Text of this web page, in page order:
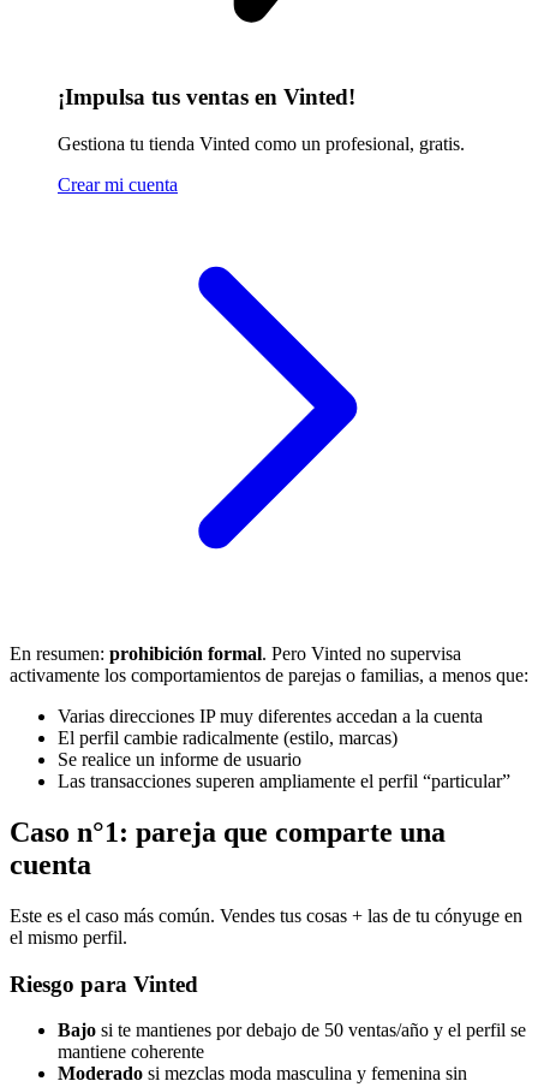
¡Impulsa tus ventas en Vinted!
Gestiona tu tienda Vinted como un profesional, gratis.
Crear mi cuenta
En resumen: prohibición formal. Pero Vinted no supervisa
activamente los comportamientos de parejas o familias, a menos que:
Varias direcciones IP muy diferentes accedan a la cuenta
El perfil cambie radicalmente (estilo, marcas)
Se realice un informe de usuario
Las transacciones superen ampliamente el perfil “particular”
Caso n°1: pareja que comparte una
cuenta
Este es el caso más común. Vendes tus cosas + las de tu cónyuge en
el mismo perfil.
Riesgo para Vinted
Bajo si te mantienes por debajo de 50 ventas/año y el perfil se
mantiene coherente
Moderado si mezclas moda masculina y femenina sin